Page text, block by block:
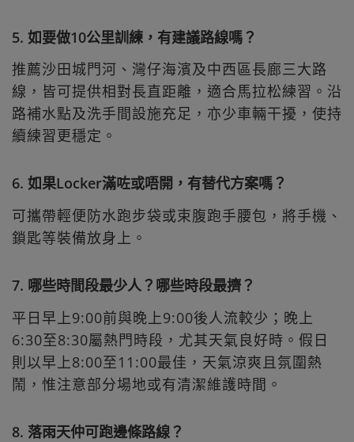
5. 如要做10公里訓練，有建議路線嗎？
推薦沙田城門河、灣仔海濱及中西區長廊三大路
線，皆可提供相對長直距離，適合馬拉松練習。沿
路補水點及洗手間設施充足，亦少車輛干擾，使持
續練習更穩定。
6. 如果Locker滿咗或唔開，有替代方案嗎？
可攜帶輕便防水跑步袋或束腹跑手腰包，將手機、
鎖匙等裝備放身上。
7. 哪些時間段最少人？哪些時段最擠？
平日早上9:00前與晚上9:00後人流較少；晚上
6:30至8:30屬熱門時段，尤其天氣良好時。假日
則以早上8:00至11:00最佳，天氣涼爽且氛圍熱
鬧，惟注意部分場地或有清潔維護時間。
8. 落雨天仲可跑邊條路線？